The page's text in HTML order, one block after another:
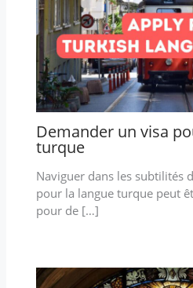
Demander un visa
turque
Naviguer dans les subtilités
pour la langue turque peut
pour de […]